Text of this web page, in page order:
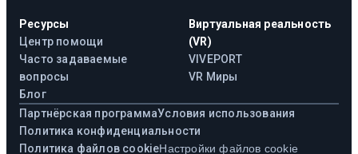
Ресурсы
Центр помощи
Часто задаваемые
вопросы
Блог
Виртуальная реальность
(VR)
VIVEPORT
VR Миры
Партнёрская программаУсловия использования
Политика конфиденциальности
Политика файлов cookieНастройки файлов cookie